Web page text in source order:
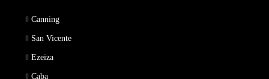
Canning
San Vicente
Ezeiza
Caba